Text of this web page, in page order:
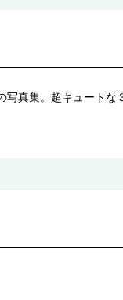
真集。超キュートな